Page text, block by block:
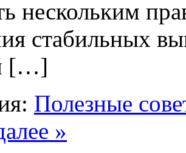
нескольким
стабильных
[…]
Полезные
»